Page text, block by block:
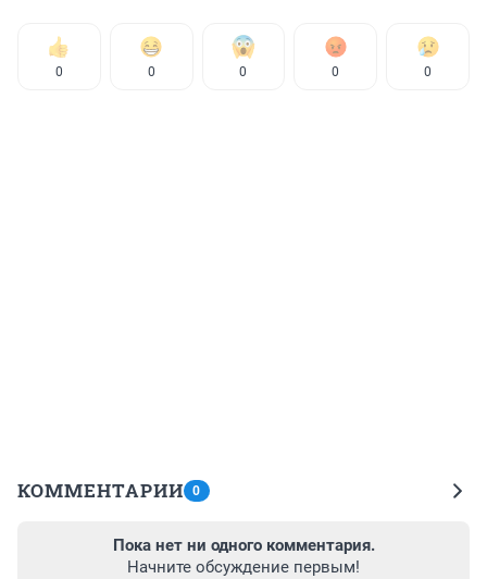
0 0 0 0 0
КОММЕНТАРИИ 0
Пока нет ни одного комментария.
Начните обсуждение первым!